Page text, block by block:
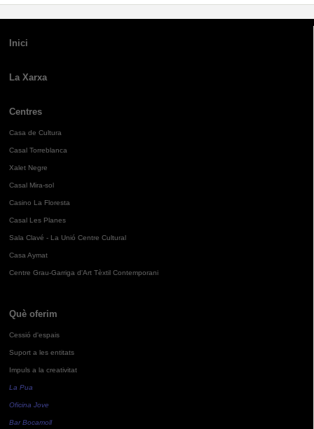
Inici
La Xarxa
Centres
Casa de Cultura
Casal Torreblanca
Xalet Negre
Casal Mira-sol
Casino La Floresta
Casal Les Planes
Sala Clavé - La Unió Centre Cultural
Casa Aymat
Centre Grau-Garriga d'Art Tèxtil Contemporani
Què oferim
Cessió d'espais
Suport a les entitats
Impuls a la creativitat
La Pua
Oficina Jove
Bar Bocamoll